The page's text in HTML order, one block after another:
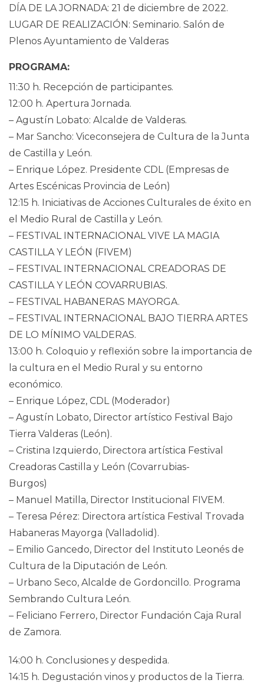
DÍA DE LA JORNADA: 21 de diciembre de 2022.
LUGAR DE REALIZACIÓN: Seminario. Salón de
Plenos Ayuntamiento de Valderas
PROGRAMA:
11:30 h. Recepción de participantes.
12:00 h. Apertura Jornada.
– Agustín Lobato: Alcalde de Valderas.
– Mar Sancho: Viceconsejera de Cultura de la Junta
de Castilla y León.
– Enrique López. Presidente CDL (Empresas de
Artes Escénicas Provincia de León)
12:15 h. Iniciativas de Acciones Culturales de éxito en
el Medio Rural de Castilla y León.
– FESTIVAL INTERNACIONAL VIVE LA MAGIA
CASTILLA Y LEÓN (FIVEM)
– FESTIVAL INTERNACIONAL CREADORAS DE
CASTILLA Y LEÓN COVARRUBIAS.
– FESTIVAL HABANERAS MAYORGA.
– FESTIVAL INTERNACIONAL BAJO TIERRA ARTES
DE LO MÍNIMO VALDERAS.
13:00 h. Coloquio y reflexión sobre la importancia de
la cultura en el Medio Rural y su entorno
económico.
– Enrique López, CDL (Moderador)
– Agustín Lobato, Director artístico Festival Bajo
Tierra Valderas (León).
– Cristina Izquierdo, Directora artística Festival
Creadoras Castilla y León (Covarrubias-
Burgos)
– Manuel Matilla, Director Institucional FIVEM.
– Teresa Pérez: Directora artística Festival Trovada
Habaneras Mayorga (Valladolid).
– Emilio Gancedo, Director del Instituto Leonés de
Cultura de la Diputación de León.
– Urbano Seco, Alcalde de Gordoncillo. Programa
Sembrando Cultura León.
– Feliciano Ferrero, Director Fundación Caja Rural
de Zamora.
14:00 h. Conclusiones y despedida.
14:15 h. Degustación vinos y productos de la Tierra.